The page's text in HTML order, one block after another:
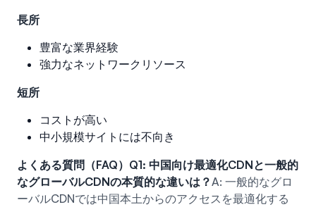
長所
豊富な業界経験
強力なネットワークリソース
短所
コストが高い
中小規模サイトには不向き
よくある質問（FAQ） Q1: 中国向け最適化CDNと一般的
なグローバルCDNの本質的な違いは？A: 一般的なグロ
ーバルCDNでは中国本土からのアクセスを最適化する